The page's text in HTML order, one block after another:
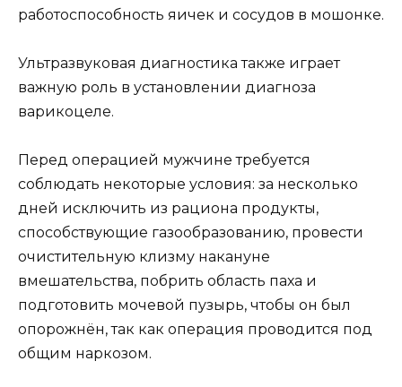
работоспособность яичек и сосудов в мошонке.
Ультразвуковая диагностика также играет
важную роль в установлении диагноза
варикоцеле.
Перед операцией мужчине требуется
соблюдать некоторые условия: за несколько
дней исключить из рациона продукты,
способствующие газообразованию, провести
очистительную клизму накануне
вмешательства, побрить область паха и
подготовить мочевой пузырь, чтобы он был
опорожнён, так как операция проводится под
общим наркозом.